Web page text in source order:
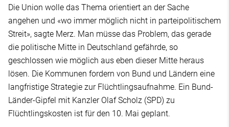
Die Union wolle das Thema orientiert an der Sache
angehen und «wo immer möglich nicht in parteipolitischem
Streit», sagte Merz. Man müsse das Problem, das gerade
die politische Mitte in Deutschland gefährde, so
geschlossen wie möglich aus eben dieser Mitte heraus
lösen. Die Kommunen fordern von Bund und Ländern eine
langfristige Strategie zur Flüchtlingsaufnahme. Ein Bund-
Länder-Gipfel mit Kanzler Olaf Scholz (SPD) zu
Flüchtlingskosten ist für den 10. Mai geplant.